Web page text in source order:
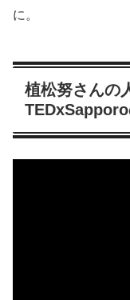
に。
植松努さんの